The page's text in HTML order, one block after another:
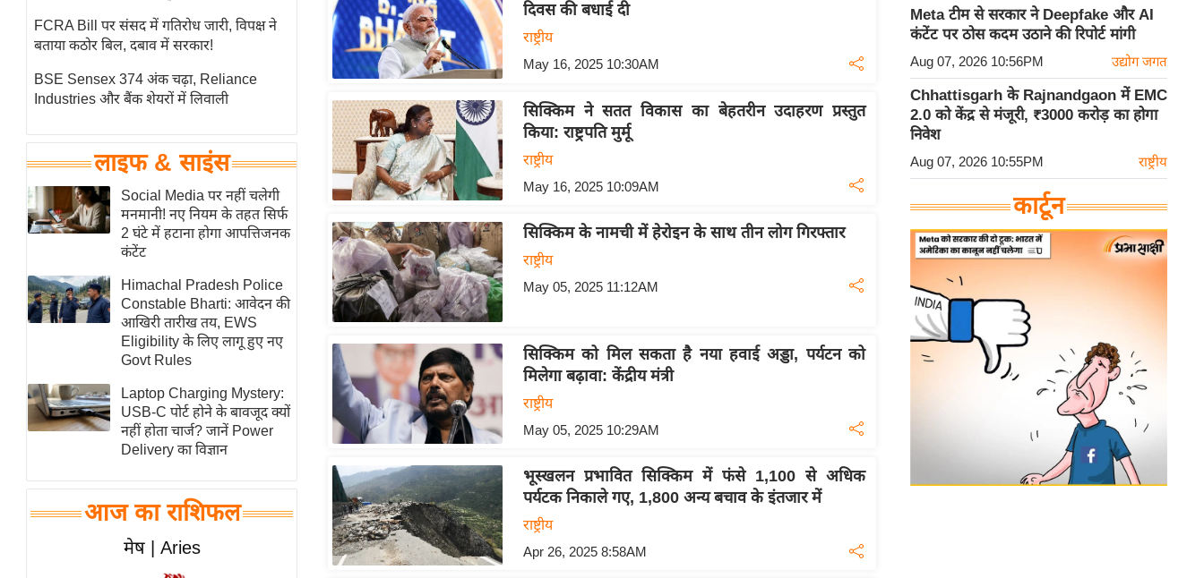
महिमा/
धर्मस्थल
व्रत
त्योहार
राशिफल
विशेष
विश्लेषण
ट्रेंडिंग
विधानसभा
चुनाव
FCRA Bill पर संसद में गतिरोध जारी, विपक्ष ने
बताया कठोर बिल, दबाव में सरकार!
BSE Sensex 374 अंक चढ़ा, Reliance
Industries और बैंक शेयरों में लिवाली
लाइफ & साइंस
Social Media पर नहीं चलेगी
मनमानी! नए नियम के तहत सिर्फ
2 घंटे में हटाना होगा आपत्तिजनक
कंटेंट
Himachal Pradesh Police
Constable Bharti: आवेदन की
आखिरी तारीख तय, EWS
Eligibility के लिए लागू हुए नए
Govt Rules
Laptop Charging Mystery:
USB-C पोर्ट होने के बावजूद क्यों
नहीं होता चार्ज? जानें Power
Delivery का विज्ञान
आज का राशिफल
मेष | Aries
दिवस की बधाई दी
राष्ट्रीय
May 16, 2025 10:30AM
सिक्किम ने सतत विकास का बेहतरीन उदाहरण प्रस्तुत
किया: राष्ट्रपति मुर्मू
राष्ट्रीय
May 16, 2025 10:09AM
सिक्किम के नामची में हेरोइन के साथ तीन लोग गिरफ्तार
राष्ट्रीय
May 05, 2025 11:12AM
सिक्किम को मिल सकता है नया हवाई अड्डा, पर्यटन को
मिलेगा बढ़ावा: केंद्रीय मंत्री
राष्ट्रीय
May 05, 2025 10:29AM
भूस्खलन प्रभावित सिक्किम में फंसे 1,100 से अधिक
पर्यटक निकाले गए, 1,800 अन्य बचाव के इंतजार में
राष्ट्रीय
Apr 26, 2025 8:58AM
Meta टीम से सरकार ने Deepfake और AI
कंटेंट पर ठोस कदम उठाने की रिपोर्ट मांगी
Aug 07, 2026 10:56PM उद्योग जगत
Chhattisgarh के Rajnandgaon में EMC
2.0 को केंद्र से मंजूरी, ₹3000 करोड़ का होगा
निवेश
Aug 07, 2026 10:55PM राष्ट्रीय
कार्टून